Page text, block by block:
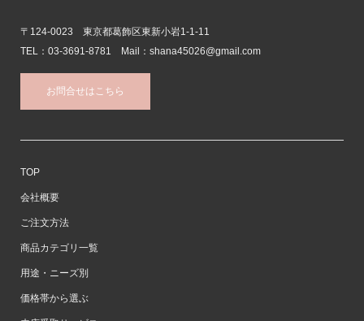
〒124-0023 東京都葛飾区東新小岩1-1-11
TEL：03-3691-8781 Mail：shana45026@gmail.com
お問合せはこちら
TOP
会社概要
ご注文方法
商品カテゴリ一覧
用途・ニーズ別
価格帯から選ぶ